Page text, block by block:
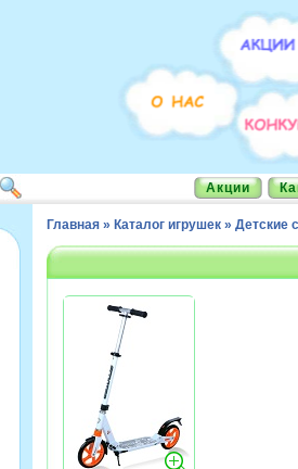
Акции
Главная » Каталог игрушек » Детские